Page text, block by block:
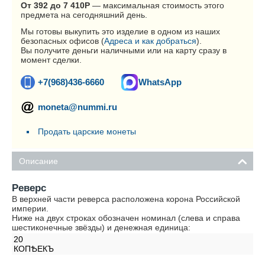
От 392 до 7 410Р — максимальная стоимость этого
предмета на сегодняшний день.
Мы готовы выкупить это изделие в одном из наших
безопасных офисов (Адреса и как добраться).
Вы получите деньги наличными или на карту сразу в
момент сделки.
+7(968)436-6660 WhatsApp
moneta@nummi.ru
Продать царские монеты
Описание
Реверс
В верхней части реверса расположена корона Российской
империи.
Ниже на двух строках обозначен номинал (слева и справа
шестиконечные звёзды) и денежная единица:
20
КОПѢЕКЪ